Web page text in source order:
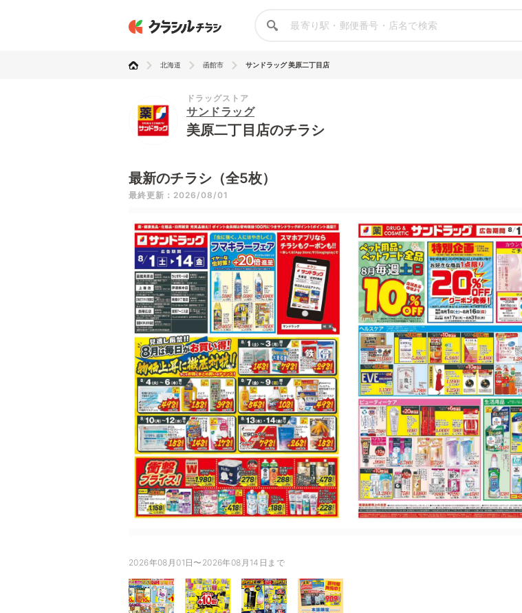
北海道 函館市 サンドラッグ 美原二丁目店
ドラッグストア
サンドラッグ
美原二丁目店のチラシ
最新のチラシ（全5枚）
最終更新：2026/08/01
2026年08月01日〜2026年08月14日まで